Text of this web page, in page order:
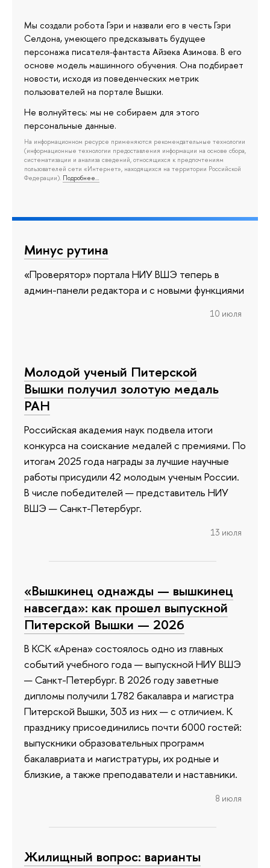
Мы создали робота Гэри и назвали его в честь Гэри
Селдона, умеющего предсказывать будущее
персонажа писателя-фантаста Айзека Азимова. В его
основе модель машинного обучения. Она подбирает
новости, исходя из поведенческих метрик
пользователей на портале Вышки.
Не волнуйтесь: мы не собираем для этого
персональные данные.
На информационном ресурсе применяются рекомендательные технологии
(информационные технологии предоставления информации на основе сбора,
систематизации и анализа сведений, относящихся к предпочтениям
пользователей сети «Интернет», находящихся на территории Российской
Федерации). Подробнее…
Минус рутина
«Проверятор» портала НИУ ВШЭ теперь в
админ-панели редактора и с новыми функциями
10 июля
Молодой ученый Питерской
Вышки получил золотую медаль
РАН
Российская академия наук подвела итоги
конкурса на соискание медалей с премиями. По
итогам 2025 года награды за лучшие научные
работы присудили 42 молодым ученым России.
В числе победителей — представитель НИУ
ВШЭ — Санкт-Петербург.
13 июля
«Вышкинец однажды — вышкинец
навсегда»: как прошел выпускной
Питерской Вышки — 2026
В КСК «Арена» состоялось одно из главных
событий учебного года — выпускной НИУ ВШЭ
— Санкт-Петербург. В 2026 году заветные
дипломы получили 1782 бакалавра и магистра
Питерской Вышки, 303 из них — с отличием. К
празднику присоединились почти 6000 гостей:
выпускники образовательных программ
бакалавриата и магистратуры, их родные и
близкие, а также преподаватели и наставники.
8 июля
Жилищный вопрос: варианты